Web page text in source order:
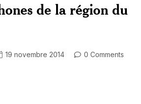
de la région du
19 novembre 2014
0 Comments